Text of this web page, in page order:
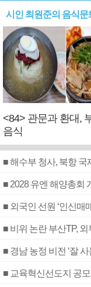
시인 최원준의 음식문
<84> 관문과 환대,
음식
■ 해수부 청사, 북항
■ 2028 유엔 해양총회
■ 외국인 선원 ‘인신매
■ 비위 논란 부산TP,
■ 경남 농정 비전 ‘잘
■ 교육혁신선도지 공